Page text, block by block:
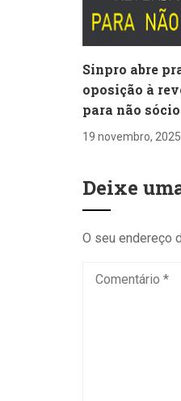
Sinpro abre
oposição à
para não
19 novembro, 2025
Deixe
O seu endereço